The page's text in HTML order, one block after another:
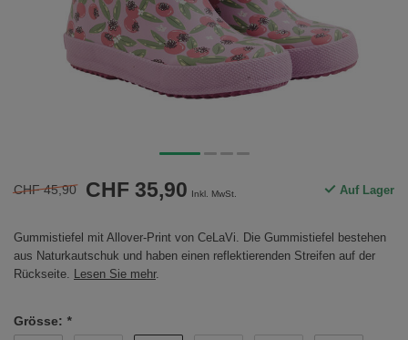
CHF 45,90 CHF 35,90 Inkl. MwSt. Auf Lager
Gummistiefel mit Allover-Print von CeLaVi. Die Gummistiefel bestehen
aus Naturkautschuk und haben einen reflektierenden Streifen auf der
Rückseite. Lesen Sie mehr.
Grösse: *